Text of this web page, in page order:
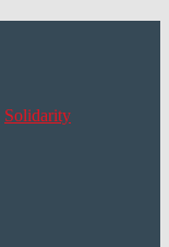
Solidarity